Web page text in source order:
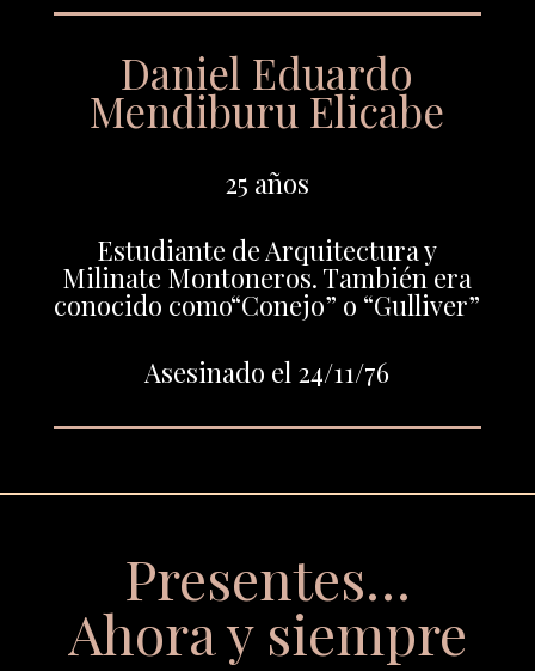
Daniel Eduardo
Mendiburu Elicabe
25 años
Estudiante de Arquitectura y
Milinate Montoneros. También era
conocido como“Conejo” o “Gulliver”
Asesinado el 24/11/76
Presentes…
Ahora y siempre